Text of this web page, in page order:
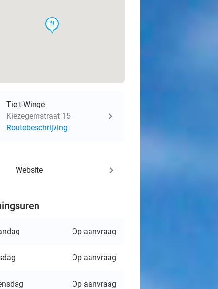
food
Tielt-Winge
Kiezegemstraat 15
Routebeschrijving
Website keyboard_arrow_right
Op aanvraag
Op aanvraag
Op aanvraag